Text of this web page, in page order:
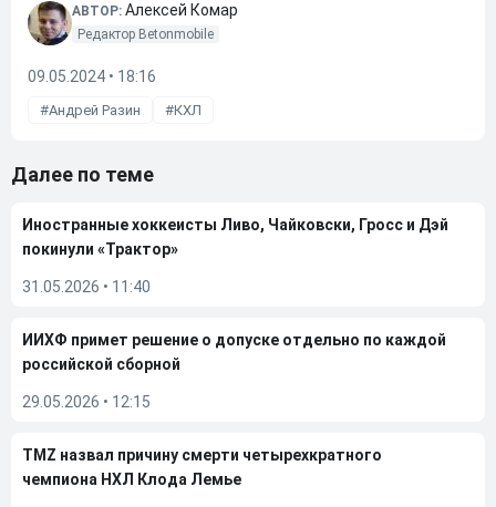
АВТОР: Алексей Комар
Редактор Betonmobile
09.05.2024 • 18:16
Андрей Разин КХЛ
Далее по теме
Иностранные хоккеисты Ливо, Чайковски, Гросс и Дэй
покинули «Трактор»
31.05.2026 • 11:40
ИИХФ примет решение о допуске отдельно по каждой
российской сборной
29.05.2026 • 12:15
TMZ назвал причину смерти четырехкратного
чемпиона НХЛ Клода Лемье